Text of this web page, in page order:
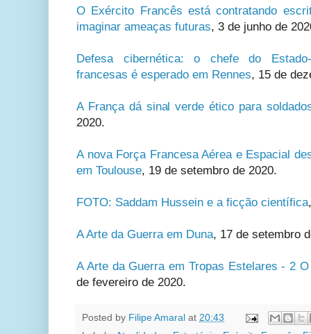
O Exército Francês está contratando
imaginar ameaças futuras, 3 de junho de
Defesa cibernética: o chefe do
francesas é esperado em Rennes, 15 de
A França dá sinal verde ético para
2020.
A nova Força Francesa Aérea e Espacial
em Toulouse, 19 de setembro de 2020.
FOTO: Saddam Hussein e a ficção científica
A Arte da Guerra em Duna, 17 de setembro
A Arte da Guerra em Tropas Estelares - 2
de fevereiro de 2020.
Posted by Filipe Amaral at 20:43